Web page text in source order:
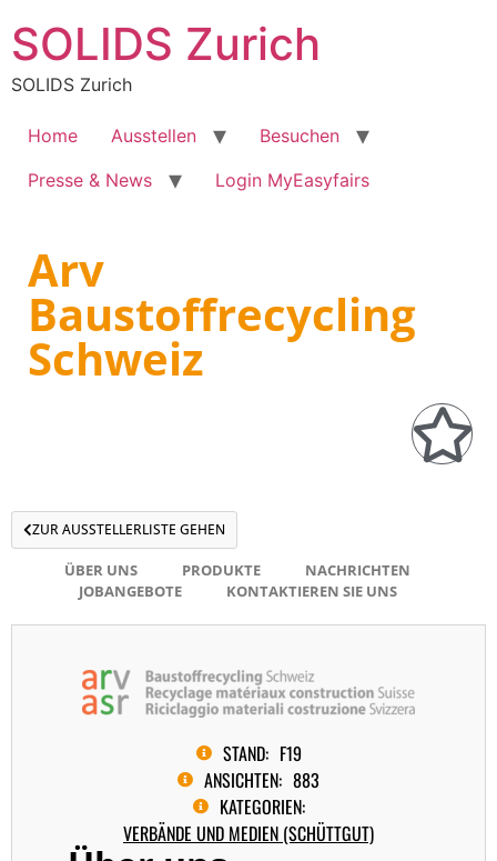
SOLIDS Zurich
SOLIDS Zurich
Home Ausstellen
Besuchen
Presse & News
Login MyEasyfairs
Arv
Baustoffrecycling
Schweiz
ZUR AUSSTELLERLISTE GEHEN
ÜBER UNS PRODUKTE
NACHRICHTEN
JOBANGEBOTE
KONTAKTIEREN SIE UNS
STAND: F19
ANSICHTEN: 883
KATEGORIEN:
VERBÄNDE UND MEDIEN (SCHÜTTGUT)